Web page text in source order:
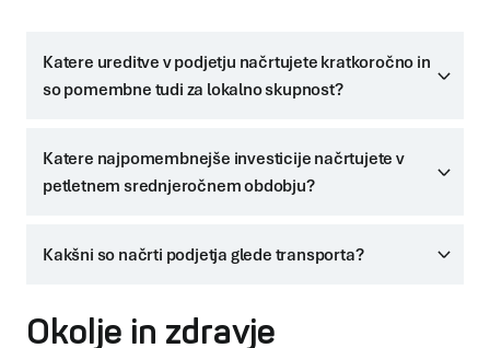
Katere ureditve v podjetju načrtujete kratkoročno in
so pomembne tudi za lokalno skupnost?
Katere najpomembnejše investicije načrtujete v
petletnem srednjeročnem obdobju?
Kakšni so načrti podjetja glede transporta?
Okolje in zdravje